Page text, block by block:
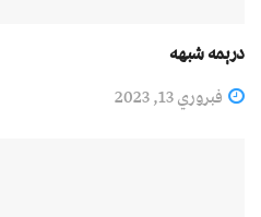
درېمه شبهه
فبروري 13, 2023